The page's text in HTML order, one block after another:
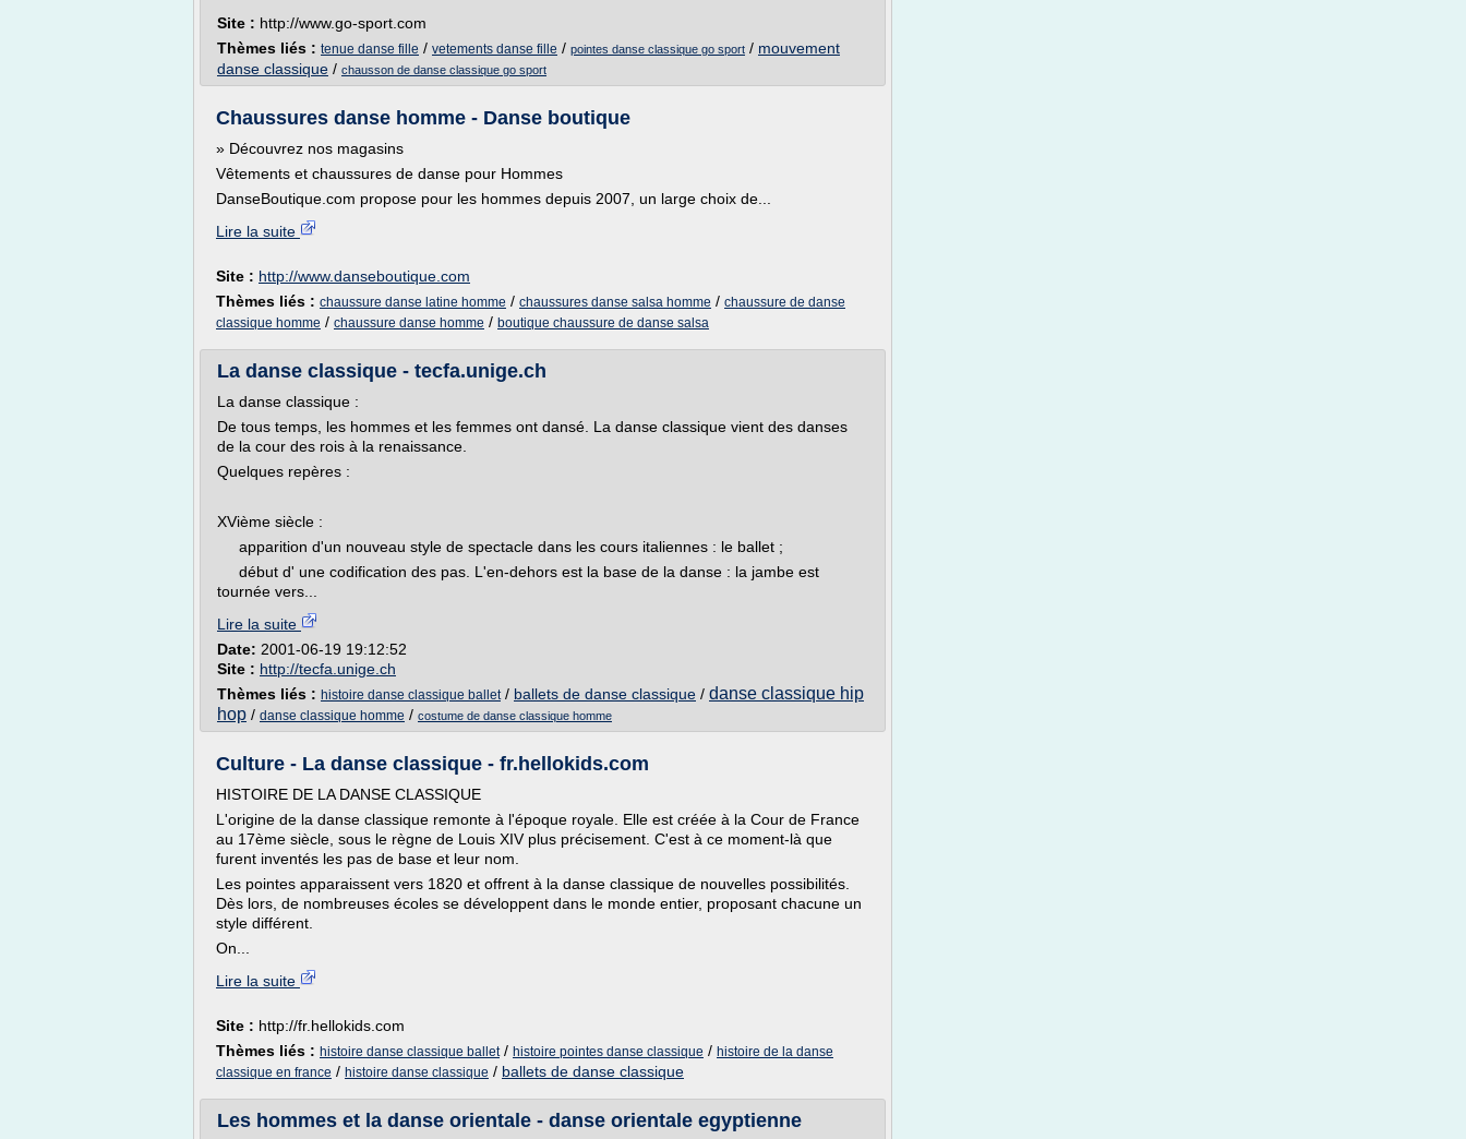
Site : http://www.go-sport.com
Thèmes liés : tenue danse fille / vetements danse fille / pointes danse classique go sport / mouvement
danse classique / chausson de danse classique go sport
Chaussures danse homme - Danse boutique
» Découvrez nos magasins
Vêtements et chaussures de danse pour Hommes
DanseBoutique.com propose pour les hommes depuis 2007, un large choix de...
Lire la suite
Site : http://www.danseboutique.com
Thèmes liés : chaussure danse latine homme / chaussures danse salsa homme / chaussure de danse
classique homme / chaussure danse homme / boutique chaussure de danse salsa
La danse classique - tecfa.unige.ch
La danse classique :
De tous temps, les hommes et les femmes ont dansé. La danse classique vient des danses
de la cour des rois à la renaissance.
Quelques repères :
XVième siècle :
apparition d'un nouveau style de spectacle dans les cours italiennes : le ballet ;
début d' une codification des pas. L'en-dehors est la base de la danse : la jambe est
tournée vers...
Lire la suite
Date: 2001-06-19 19:12:52
Site : http://tecfa.unige.ch
Thèmes liés : histoire danse classique ballet/ ballets de danse classique / danse classique hip
hop / danse classique homme / costume de danse classique homme
Culture - La danse classique - fr.hellokids.com
HISTOIRE DE LA DANSE CLASSIQUE
L'origine de la danse classique remonte à l'époque royale. Elle est créée à la Cour de France
au 17ème siècle, sous le règne de Louis XIV plus précisement. C'est à ce moment-là que
furent inventés les pas de base et leur nom.
Les pointes apparaissent vers 1820 et offrent à la danse classique de nouvelles possibilités.
Dès lors, de nombreuses écoles se développent dans le monde entier, proposant chacune un
style différent.
On...
Lire la suite
Site : http://fr.hellokids.com
Thèmes liés : histoire danse classique ballet/ histoire pointes danse classique / histoire de la danse
classique en france / histoire danse classique / ballets de danse classique
Les hommes et la danse orientale - danse orientale egyptienne